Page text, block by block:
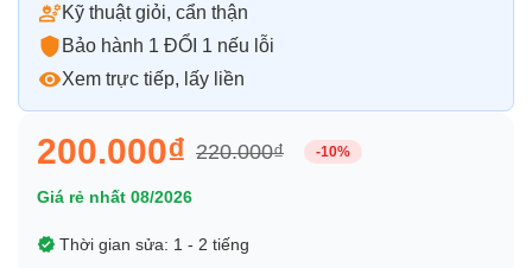
Kỹ thuật giỏi, cẩn thận
Bảo hành 1 ĐỔI 1 nếu lỗi
Xem trực tiếp, lấy liền
200.000₫ 220.000₫ -10%
Giá rẻ nhất 08/2026
Thời gian sửa: 1 - 2 tiếng